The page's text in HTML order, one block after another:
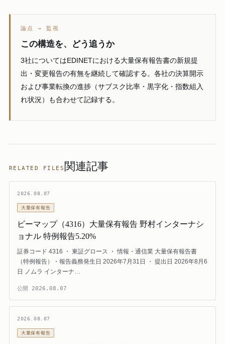
論点 → 監視
この構造を、どう追うか
3社についてはEDINETにおける大量保有報告書の新規提
出・変更報告の有無を継続して確認する。各社の決算開示
および事業転換の進捗（サブスク比率・黒字化・指数組入
れ状況）も合わせて記録する。
RELATED FILES 関連記事
2026.08.07
大量保有報告
ビーマップ（4316）大量保有報告 野村インターナシ
ョナル 特例報告5.20%
証券コード 4316 ・ 東証グロース ・ 情報・通信業 大量保有報告書
（特例報告）・報告義務発生日 2026年7月31日 ・ 提出日 2026年8月6
日 ノムラ インターナ…
公開 2026.08.07
2026.08.07
大量保有報告